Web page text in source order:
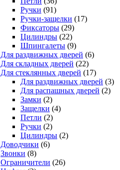
Ручки (91)
Ручки-защелки (17)
Фиксаторы (29)
Цилиндры (22)
Шпингалеты (9)
Для раздвижных дверей (6)
Для складных дверей (22)
Для стеклянных дверей (17)
Для раздвижных дверей (3)
Для распашных дверей (2)
Замки (2)
Защелки (4)
Петли (2)
Ручки (2)
Цилиндры (2)
Доводчики (6)
Звонки (8)
Ограничители (26)